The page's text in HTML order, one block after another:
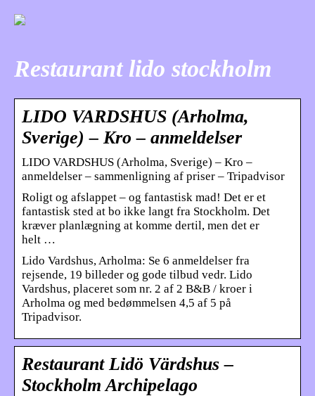
Restaurant lido stockholm
LIDO VARDSHUS (Arholma,
Sverige) – Kro – anmeldelser
LIDO VARDSHUS (Arholma, Sverige) – Kro –
anmeldelser – sammenligning af priser – Tripadvisor
Roligt og afslappet – og fantastisk mad! Det er et
fantastisk sted at bo ikke langt fra Stockholm. Det
kræver planlægning at komme dertil, men det er
helt …
Lido Vardshus, Arholma: Se 6 anmeldelser fra
rejsende, 19 billeder og gode tilbud vedr. Lido
Vardshus, placeret som nr. 2 af 2 B&B / kroer i
Arholma og med bedømmelsen 4,5 af 5 på
Tripadvisor.
Restaurant Lidö Värdshus –
Stockholm Archipelago